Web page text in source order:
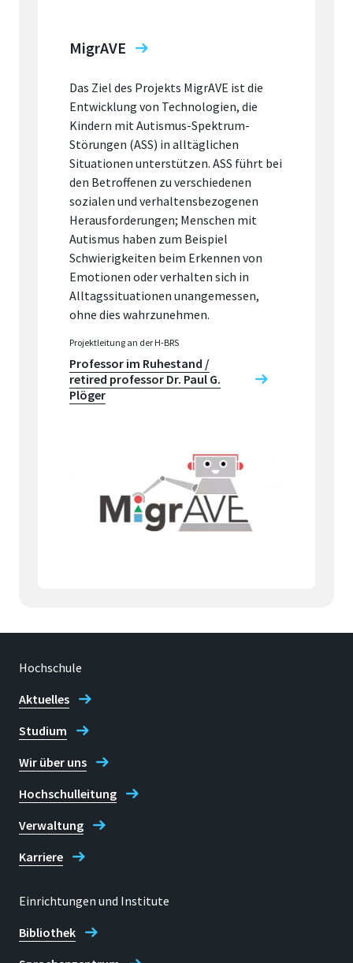
MigrAVE
Das Ziel des Projekts MigrAVE ist die
Entwicklung von Technologien, die
Kindern mit Autismus-Spektrum-
Störungen (ASS) in alltäglichen
Situationen unterstützen. ASS führt bei
den Betroffenen zu verschiedenen
sozialen und verhaltensbezogenen
Herausforderungen; Menschen mit
Autismus haben zum Beispiel
Schwierigkeiten beim Erkennen von
Emotionen oder verhalten sich in
Alltagssituationen unangemessen,
ohne dies wahrzunehmen.
Projektleitung an der H-BRS
Professor im Ruhestand /
retired professor Dr. Paul G.
Plöger
Hochschule
Aktuelles
Studium
Wir über uns
Hochschulleitung
Verwaltung
Karriere
Einrichtungen und Institute
Bibliothek